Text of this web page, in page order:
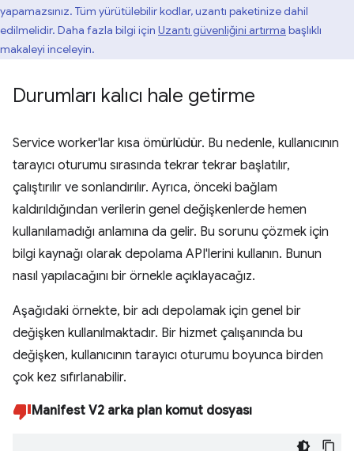
yapamazsınız. Tüm yürütülebilir kodlar, uzantı paketinize dahil
edilmelidir. Daha fazla bilgi için Uzantı güvenliğini artırma başlıklı
makaleyi inceleyin.
Durumları kalıcı hale getirme
Service worker'lar kısa ömürlüdür. Bu nedenle, kullanıcının
tarayıcı oturumu sırasında tekrar tekrar başlatılır,
çalıştırılır ve sonlandırılır. Ayrıca, önceki bağlam
kaldırıldığından verilerin genel değişkenlerde hemen
kullanılamadığı anlamına da gelir. Bu sorunu çözmek için
bilgi kaynağı olarak depolama API'lerini kullanın. Bunun
nasıl yapılacağını bir örnekle açıklayacağız.
Aşağıdaki örnekte, bir adı depolamak için genel bir
değişken kullanılmaktadır. Bir hizmet çalışanında bu
değişken, kullanıcının tarayıcı oturumu boyunca birden
çok kez sıfırlanabilir.
Manifest V2 arka plan komut dosyası